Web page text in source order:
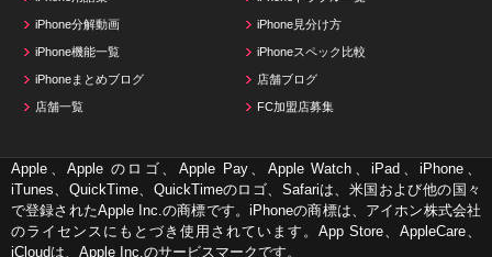
iPhone分解動画 iPhone見分け方
iPhone機能一覧 iPhoneスペック比較
iPhoneまとめブログ 店舗ブログ
店舗一覧 FC加盟店募集
Apple、Apple のロゴ、Apple Pay、Apple Watch、iPad、iPhone、
iTunes、QuickTime、QuickTimeのロゴ、Safariは、米国および他の国々
で登録されたApple Inc.の商標です。iPhoneの商標は、アイホン株式会社
のライセンスにもとづき使用されています。App Store、AppleCare、
iCloudは、Apple Inc.のサービスマークです。